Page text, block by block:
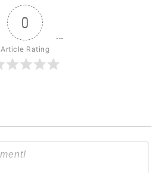
0
Article Rating